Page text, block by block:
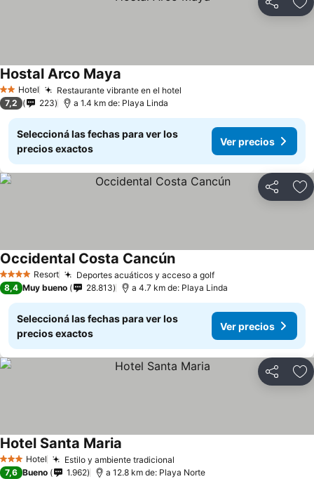
Compartir
2 Estrellas
Hotel Restaurante vibrante en el hotel
Hostal Arco Maya
7,2 223 a 1.4 km de: Playa Linda
Seleccioná las fechas para ver los
precios exactos
Ver precios
Compartir
4 EstrellasResort Deportes acuáticos y acceso a golf
Occidental Costa Cancún
8,4 Muy bueno 28.813 a 4.7 km de: Playa Linda
Seleccioná las fechas para ver los
precios exactos
Ver precios
Compartir
3 Estrellas
Hotel Estilo y ambiente tradicional
Hotel Santa Maria
7,6 Bueno 1.962 a 12.8 km de: Playa Norte